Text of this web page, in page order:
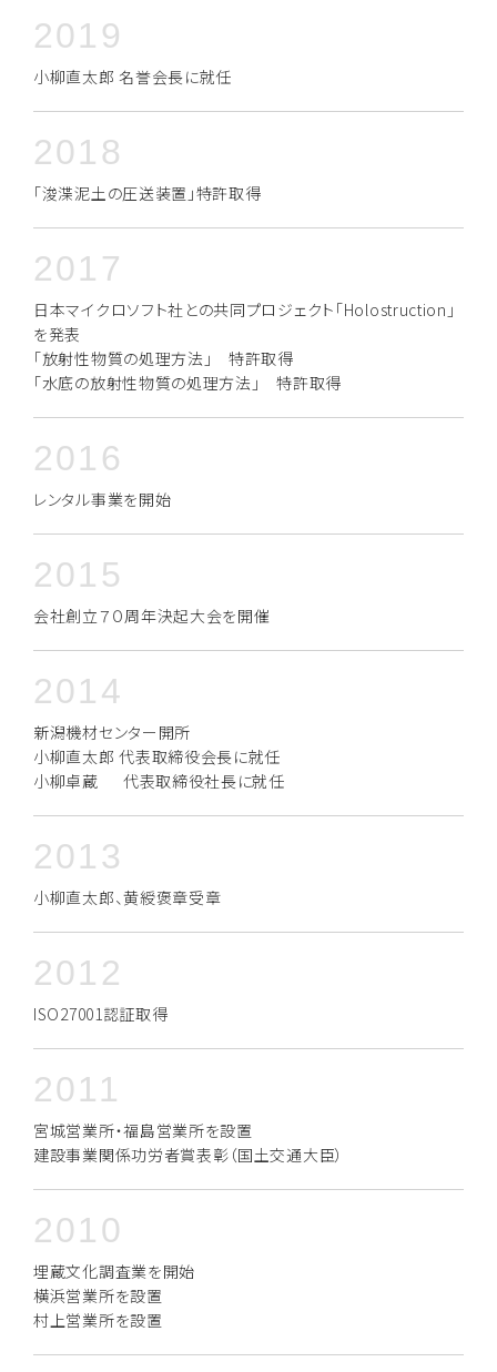
2019
小柳直太郎 名誉会長に就任
2018
「浚渫泥土の圧送装置」特許取得
2017
日本マイクロソフト社との共同プロジェクト「Holostruction」
を発表
「放射性物質の処理方法」 特許取得
「水底の放射性物質の処理方法」 特許取得
2016
レンタル事業を開始
2015
会社創立７０周年決起大会を開催
2014
新潟機材センター開所
小柳直太郎 代表取締役会長に就任
小柳卓蔵 代表取締役社長に就任
2013
小柳直太郎、黄綬褒章受章
2012
ISO27001認証取得
2011
宮城営業所・福島営業所を設置
建設事業関係功労者賞表彰（国土交通大臣）
2010
埋蔵文化調査業を開始
横浜営業所を設置
村上営業所を設置